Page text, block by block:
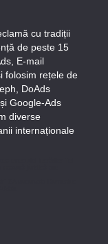
cu tradiții
de peste 15
E-mail
folosim rețele de
DoAds
Google-Ads
diverse
internaționale